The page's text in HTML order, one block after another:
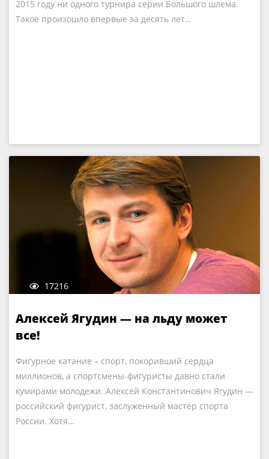
2015 году ни одного турнира серии Большого шлема.
Такое произошло впервые за десять лет…
17216
Алексей Ягудин — на льду может
все!
Фигурное катание – спорт, покоривший сердца
миллионов, а спортсмены-фигуристы давно стали
кумирами молодежи. Алексей Константинович Ягудин —
российский фигурист, заслуженный мастер спорта
России. Хотя…